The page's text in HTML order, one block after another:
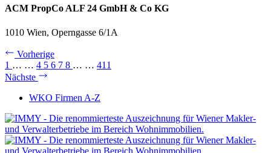
ACM PropCo ALF 24 GmbH & Co KG
1010 Wien, Operngasse 6/1A
Vorherige
1 … … 4 5 6 7 8 … … 411
Nächste
WKO Firmen A-Z